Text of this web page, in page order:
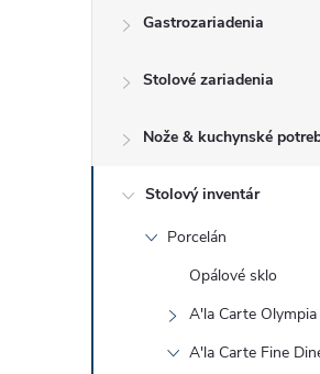
ý
Gastrozariadenia
Stolové zariadenia
Nože & kuchynské
Stolový inventár
Porcelán
Opálové sklo
A'la Carte Olympia
A'la Carte Fine